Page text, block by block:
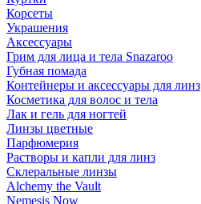
Корсеты
Украшения
Аксессуары
Грим для лица и тела Snazaroo
Губная помада
Контейнеры и аксессуары для линз
Косметика для волос и тела
Лак и гель для ногтей
Линзы цветные
Парфюмерия
Растворы и капли для линз
Склеральные линзы
Alchemy the Vault
Nemesis Now